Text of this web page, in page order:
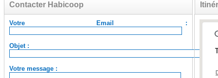
Contacter Habicoop
Votre Email :
Objet :
Votre message :